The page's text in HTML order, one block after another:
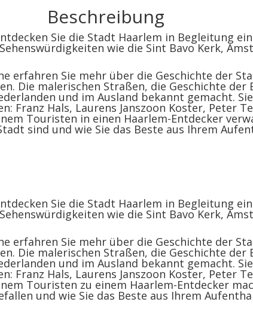
Beschreibung
Sie die Stadt Haarlem in Begleitung
wie die Sint Bavo Kerk,
erfahren Sie mehr über die Geschichte der
Die malerischen Straßen, die Geschichte
und im Ausland bekannt gemacht.
Franz Hals, Laurens Janszoon Koster, Peter
Touristen in einen Haarlem-Entdecker
sind und wie Sie das Beste aus Ihrem
Sie die Stadt Haarlem in Begleitung
wie die Sint Bavo Kerk,
erfahren Sie mehr über die Geschichte der
Die malerischen Straßen, die Geschichte
und im Ausland bekannt gemacht.
Franz Hals, Laurens Janszoon Koster, Peter
Touristen zu einem Haarlem-Entdecker
und wie Sie das Beste aus Ihrem